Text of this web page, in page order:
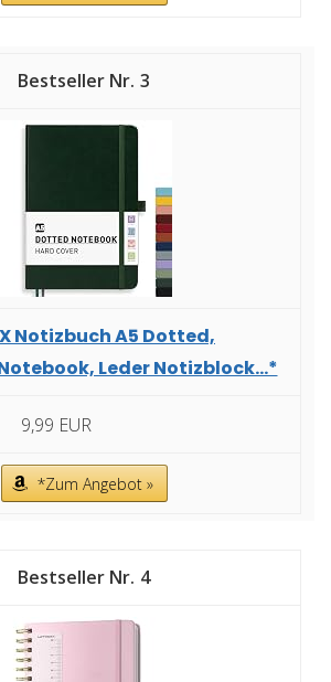
3
Notizbuch A5 Dotted,
Leder Notizblock...*
9,99 EUR
*Zum Angebot »
4